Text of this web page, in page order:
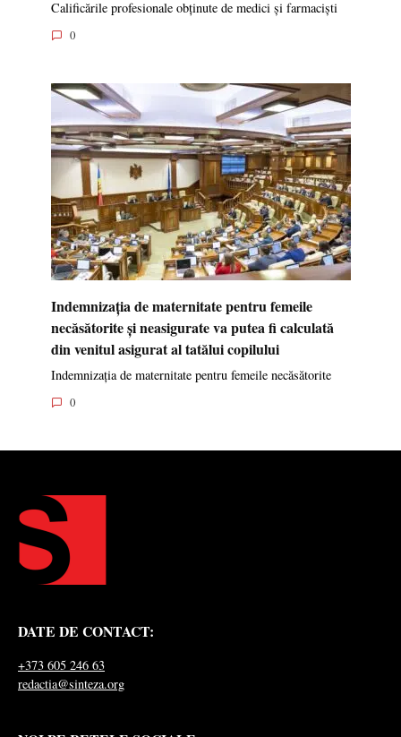
Calificările profesionale obținute de medici și farmaciști
0
Indemnizația de maternitate pentru femeile
necăsătorite și neasigurate va putea fi calculată
din venitul asigurat al tatălui copilului
Indemnizația de maternitate pentru femeile necăsătorite
0
DATE DE CONTACT:
+373 605 246 63
redactia@sinteza.org